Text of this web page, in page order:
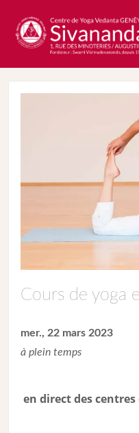
Cours de yoga
mer., 22 mars 2023
à plein temps
en direct des